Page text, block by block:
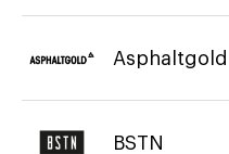
Asphaltgold
BSTN